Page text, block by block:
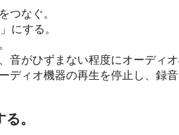
つなぐ。
にする。
音がひずまない程度にオーディ
ディオ機器の再生を停止し、録音
。